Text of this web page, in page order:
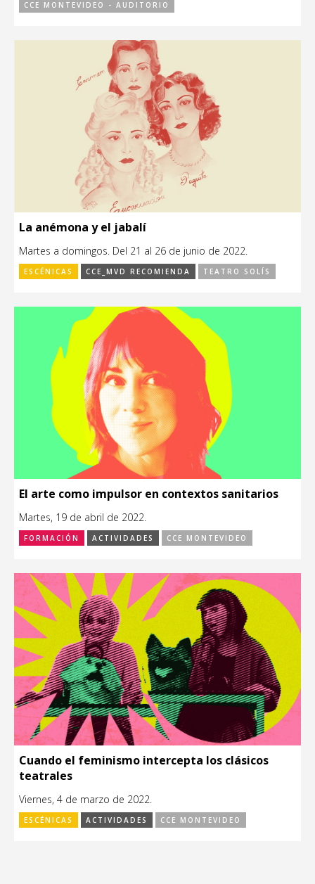
CCE MONTEVIDEO - AUDITORIO
La anémona y el jabalí
Martes a domingos. Del 21 al 26 de junio de 2022.
ESCÉNICAS CCE_MVD RECOMIENDA TEATRO SOLÍS
El arte como impulsor en contextos sanitarios
Martes, 19 de abril de 2022.
FORMACIÓN ACTIVIDADES CCE MONTEVIDEO
Cuando el feminismo intercepta los clásicos
teatrales
Viernes, 4 de marzo de 2022.
ESCÉNICAS ACTIVIDADES CCE MONTEVIDEO